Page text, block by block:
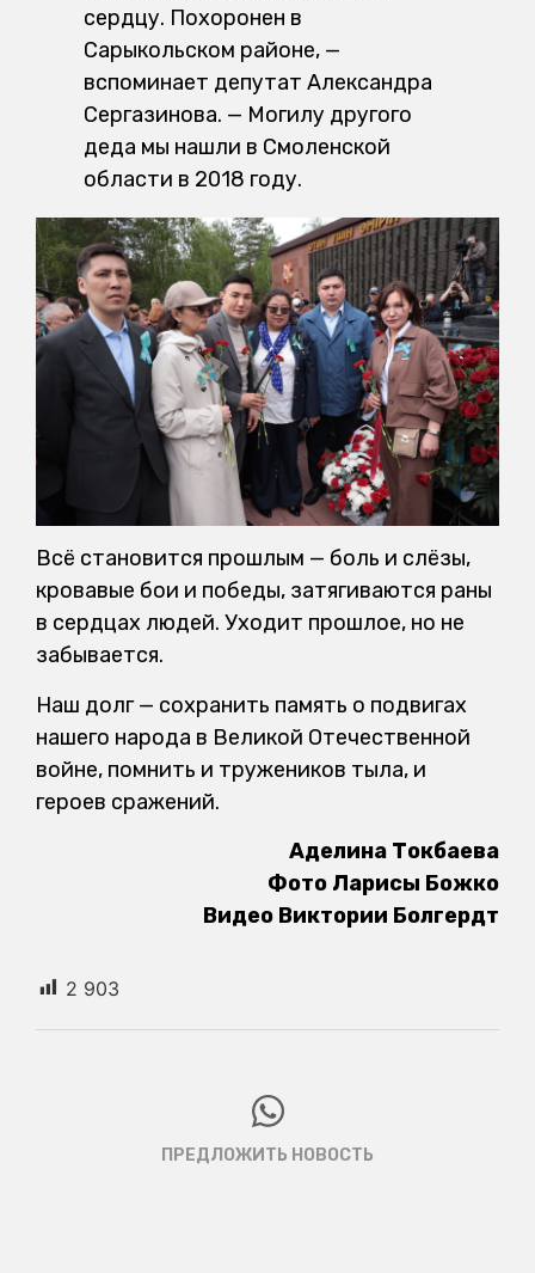
сердцу. Похоронен в
Сарыкольском районе, —
вспоминает депутат Александра
Сергазинова. — Могилу другого
деда мы нашли в Смоленской
области в 2018 году.
Всё становится прошлым — боль и слёзы,
кровавые бои и победы, затягиваются раны
в сердцах людей. Уходит прошлое, но не
забывается.
Наш долг — сохранить память о подвигах
нашего народа в Великой Отечественной
войне, помнить и тружеников тыла, и
героев сражений.
Аделина Токбаева
Фото Ларисы Божко
Видео Виктории Болгердт
2 903
ПРЕДЛОЖИТЬ НОВОСТЬ